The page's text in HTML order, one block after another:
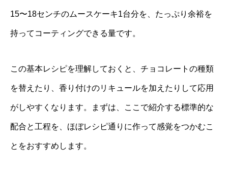
15〜18センチのムースケーキ1台分を、たっぷり余裕を
持ってコーティングできる量です。
この基本レシピを理解しておくと、チョコレートの種類
を替えたり、香り付けのリキュールを加えたりして応用
がしやすくなります。まずは、ここで紹介する標準的な
配合と工程を、ほぼレシピ通りに作って感覚をつかむこ
とをおすすめします。